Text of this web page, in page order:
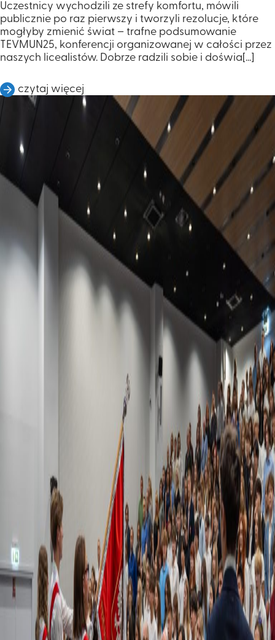
Uczestnicy wychodzili ze strefy komfortu, mówili
publicznie po raz pierwszy i tworzyli rezolucje, które
mogłyby zmienić świat – trafne podsumowanie
TEVMUN25, konferencji organizowanej w całości przez
naszych licealistów. Dobrze radzili sobie i doświa[...]
czytaj więcej